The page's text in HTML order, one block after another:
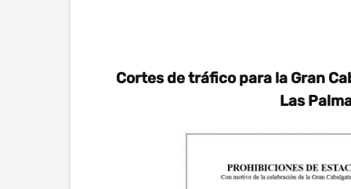
Cortes de tráfico para la Gran
Las